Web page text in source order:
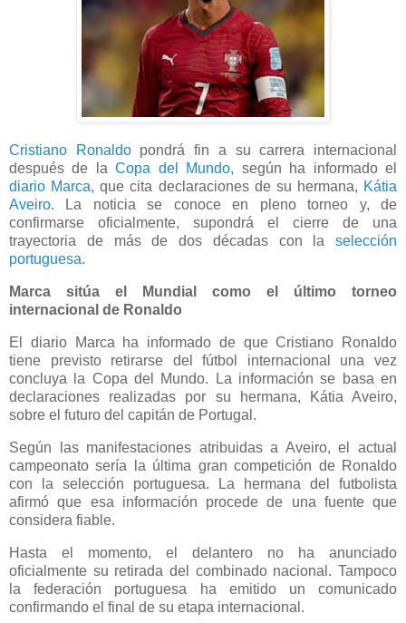
Cristiano Ronaldopondrá fin a su carrera internacional
después de laCopa del Mundo, según ha informado el
diario Marca, que cita declaraciones de su hermana, Kátia
Aveiro. La noticia se conoce en pleno torneo y, de
confirmarse oficialmente, supondrá el cierre de una
trayectoria de más de dos décadas con la selección
portuguesa.
Marca sitúa el Mundial como el último torneo
internacional de Ronaldo
El diario Marca ha informado de que Cristiano Ronaldo
tiene previsto retirarse del fútbol internacional una vez
concluya la Copa del Mundo. La información se basa en
declaraciones realizadas por su hermana, Kátia Aveiro,
sobre el futuro del capitán de Portugal.
Según las manifestaciones atribuidas a Aveiro, el actual
campeonato sería la última gran competición de Ronaldo
con la selección portuguesa. La hermana del futbolista
afirmó que esa información procede de una fuente que
considera fiable.
Hasta el momento, el delantero no ha anunciado
oficialmente su retirada del combinado nacional. Tampoco
la federación portuguesa ha emitido un comunicado
confirmando el final de su etapa internacional.